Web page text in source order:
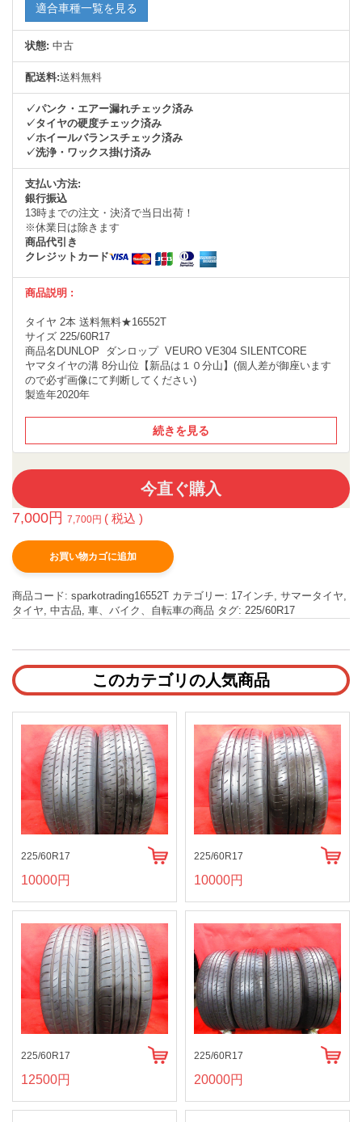
適合車種一覧を見る
状態: 中古
配送料:送料無料
✓パンク・エアー漏れチェック済み
✓タイヤの硬度チェック済み
✓ホイールバランスチェック済み
✓洗浄・ワックス掛け済み
支払い方法:
銀行振込
13時までの注文・決済で当日出荷！
※休業日は除きます
商品代引き
クレジットカード
商品説明 :
タイヤ 2本 送料無料★16552T
サイズ 225/60R17
商品名DUNLOP ダンロップ VEURO VE304 SILENTCORE
ヤマタイヤの溝 8分山位【新品は１０分山】(個人差が御座います
ので必ず画像にて判断してください)
製造年2020年
続きを見る
今直ぐ購入
7,000円 7,700円 ( 税込 )
お買い物カゴに追加
商品コード: sparkotrading16552T カテゴリー: 17インチ サマータイヤ
タイヤ 中古品 車、バイク、自転車の商品 タグ: 225/60R17
このカテゴリの人気商品
225/60R17
10000円
225/60R17
10000円
225/60R17
12500円
225/60R17
20000円